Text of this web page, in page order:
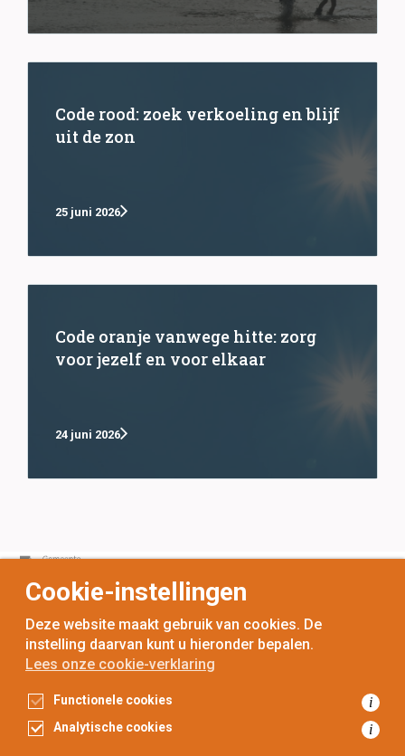
Code rood: zoek verkoeling en blijf
uit de zon
25 juni 2026
Code oranje vanwege hitte: zorg
voor jezelf en voor elkaar
24 juni 2026
voorinwoners,metgemeenten
Toegankelijkheidsverklaring
Gegevensbescherming
Cookie-instellingen
Deze website maakt gebruik van cookies. De
instelling daarvan kunt u hieronder bepalen.
Lees onze cookie-verklaring
Functionele cookies i
Analytische cookies i